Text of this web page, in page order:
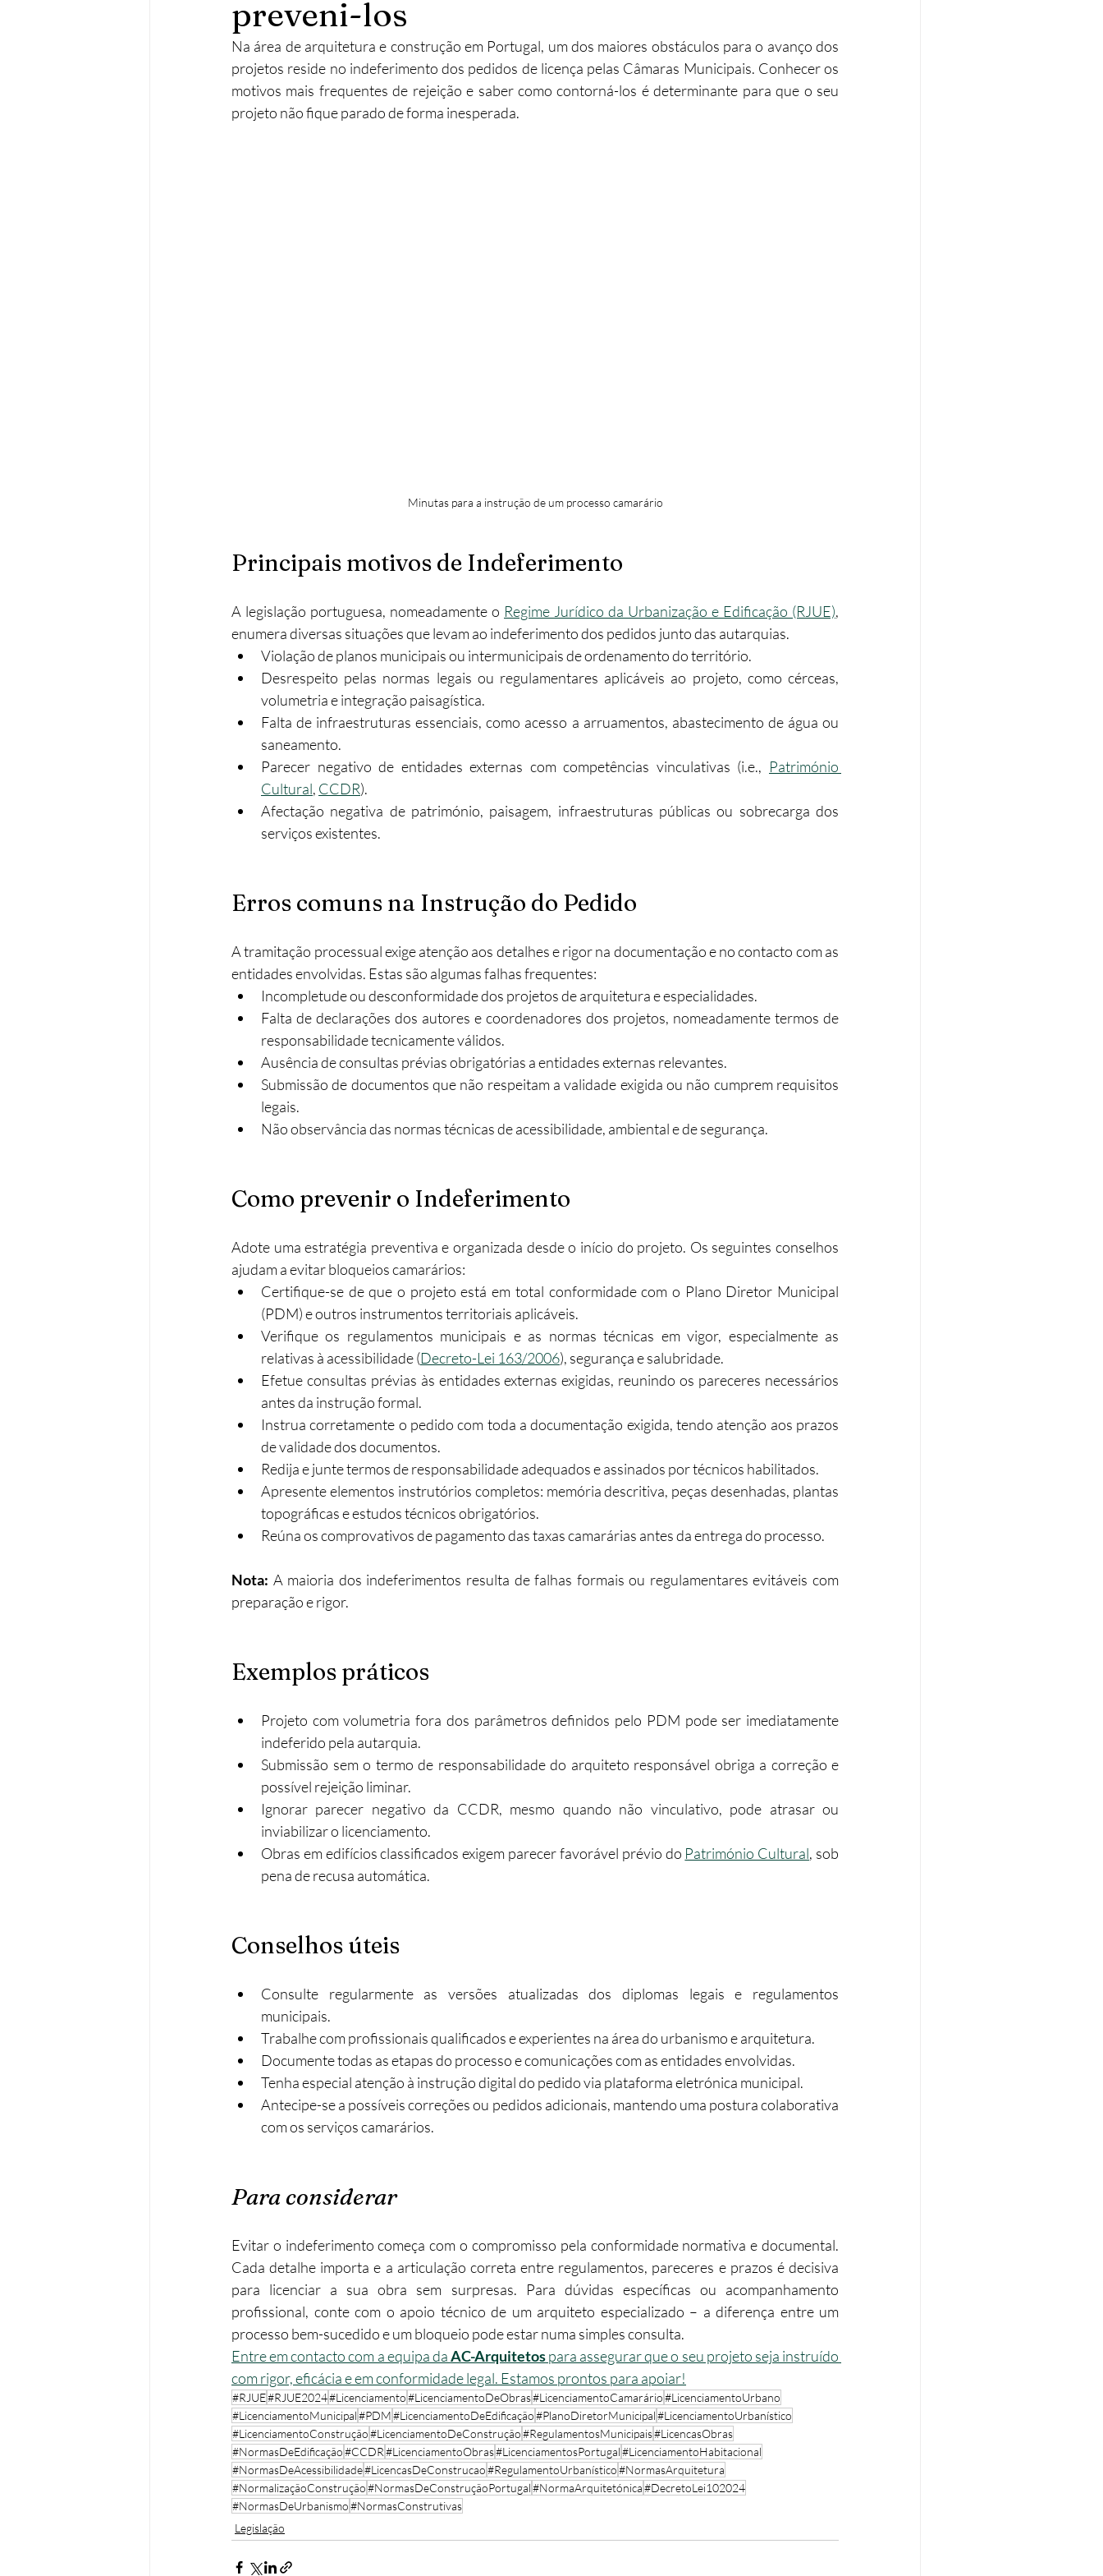
Operações urbanísticas
Acessibilidades Remodelação Turismo Sustentabilidade Investimento Tributação Imobiliária
preveni-los
Na área de arquitetura e construção em Portugal, um dos maiores obstáculos para o avanço dos
projetos reside no indeferimento dos pedidos de licença pelas Câmaras Municipais. Conhecer os
motivos mais frequentes de rejeição e saber como contorná-los é determinante para que o seu
projeto não fique parado de forma inesperada.
Minutas para a instrução de um processo camarário
Principais motivos de Indeferimento
A legislação portuguesa, nomeadamente o Regime Jurídico da Urbanização e Edificação (RJUE),
enumera diversas situações que levam ao indeferimento dos pedidos junto das autarquias.
Violação de planos municipais ou intermunicipais de ordenamento do território.
Desrespeito pelas normas legais ou regulamentares aplicáveis ao projeto, como cérceas,
volumetria e integração paisagística.
Falta de infraestruturas essenciais, como acesso a arruamentos, abastecimento de água ou
saneamento.
Parecer negativo de entidades externas com competências vinculativas (i.e., Património
Cultural, CCDR).
Afectação negativa de património, paisagem, infraestruturas públicas ou sobrecarga dos
serviços existentes.
Erros comuns na Instrução do Pedido
A tramitação processual exige atenção aos detalhes e rigor na documentação e no contacto com as
entidades envolvidas. Estas são algumas falhas frequentes:
Incompletude ou desconformidade dos projetos de arquitetura e especialidades.
Falta de declarações dos autores e coordenadores dos projetos, nomeadamente termos de
responsabilidade tecnicamente válidos.
Ausência de consultas prévias obrigatórias a entidades externas relevantes.
Submissão de documentos que não respeitam a validade exigida ou não cumprem requisitos
legais.
Não observância das normas técnicas de acessibilidade, ambiental e de segurança.
Como prevenir o Indeferimento
Adote uma estratégia preventiva e organizada desde o início do projeto. Os seguintes conselhos
ajudam a evitar bloqueios camarários:
Certifique-se de que o projeto está em total conformidade com o Plano Diretor Municipal
(PDM) e outros instrumentos territoriais aplicáveis.
Verifique os regulamentos municipais e as normas técnicas em vigor, especialmente as
relativas à acessibilidade (Decreto-Lei 163/2006), segurança e salubridade.
Efetue consultas prévias às entidades externas exigidas, reunindo os pareceres necessários
antes da instrução formal.
Instrua corretamente o pedido com toda a documentação exigida, tendo atenção aos prazos
de validade dos documentos.
Redija e junte termos de responsabilidade adequados e assinados por técnicos habilitados.
Apresente elementos instrutórios completos: memória descritiva, peças desenhadas, plantas
topográficas e estudos técnicos obrigatórios.
Reúna os comprovativos de pagamento das taxas camarárias antes da entrega do processo.
Nota: A maioria dos indeferimentos resulta de falhas formais ou regulamentares evitáveis com
preparação e rigor.
Exemplos práticos
Projeto com volumetria fora dos parâmetros definidos pelo PDM pode ser imediatamente
indeferido pela autarquia.
Submissão sem o termo de responsabilidade do arquiteto responsável obriga a correção e
possível rejeição liminar.
Ignorar parecer negativo da CCDR, mesmo quando não vinculativo, pode atrasar ou
inviabilizar o licenciamento.
Obras em edifícios classificados exigem parecer favorável prévio do Património Cultural, sob
pena de recusa automática.
Conselhos úteis
Consulte regularmente as versões atualizadas dos diplomas legais e regulamentos
municipais.
Trabalhe com profissionais qualificados e experientes na área do urbanismo e arquitetura.
Documente todas as etapas do processo e comunicações com as entidades envolvidas.
Tenha especial atenção à instrução digital do pedido via plataforma eletrónica municipal.
Antecipe-se a possíveis correções ou pedidos adicionais, mantendo uma postura colaborativa
com os serviços camarários.
Para considerar
Evitar o indeferimento começa com o compromisso pela conformidade normativa e documental.
Cada detalhe importa e a articulação correta entre regulamentos, pareceres e prazos é decisiva
para licenciar a sua obra sem surpresas. Para dúvidas específicas ou acompanhamento
profissional, conte com o apoio técnico de um arquiteto especializado – a diferença entre um
processo bem-sucedido e um bloqueio pode estar numa simples consulta.
Entre em contacto com a equipa da AC-Arquitetos para assegurar que o seu projeto seja instruído
com rigor, eficácia e em conformidade legal. Estamos prontos para apoiar!
#RJUE#RJUE2024#Licenciamento#LicenciamentoDeObras#LicenciamentoCamarário#LicenciamentoUrbano
#LicenciamentoMunicipal#PDM#LicenciamentoDeEdificação#PlanoDiretorMunicipal#LicenciamentoUrbanístico
#LicenciamentoConstrução#LicenciamentoDeConstrução#RegulamentosMunicipais#LicencasObras
#NormasDeEdificação#CCDR#LicenciamentoObras#LicenciamentosPortugal#LicenciamentoHabitacional
#NormasDeAcessibilidade#LicencasDeConstrucao#RegulamentoUrbanístico#NormasArquitetura
#NormalizaçãoConstrução#NormasDeConstruçãoPortugal#NormaArquitetónica#DecretoLei102024
#NormasDeUrbanismo#NormasConstrutivas
Legislação